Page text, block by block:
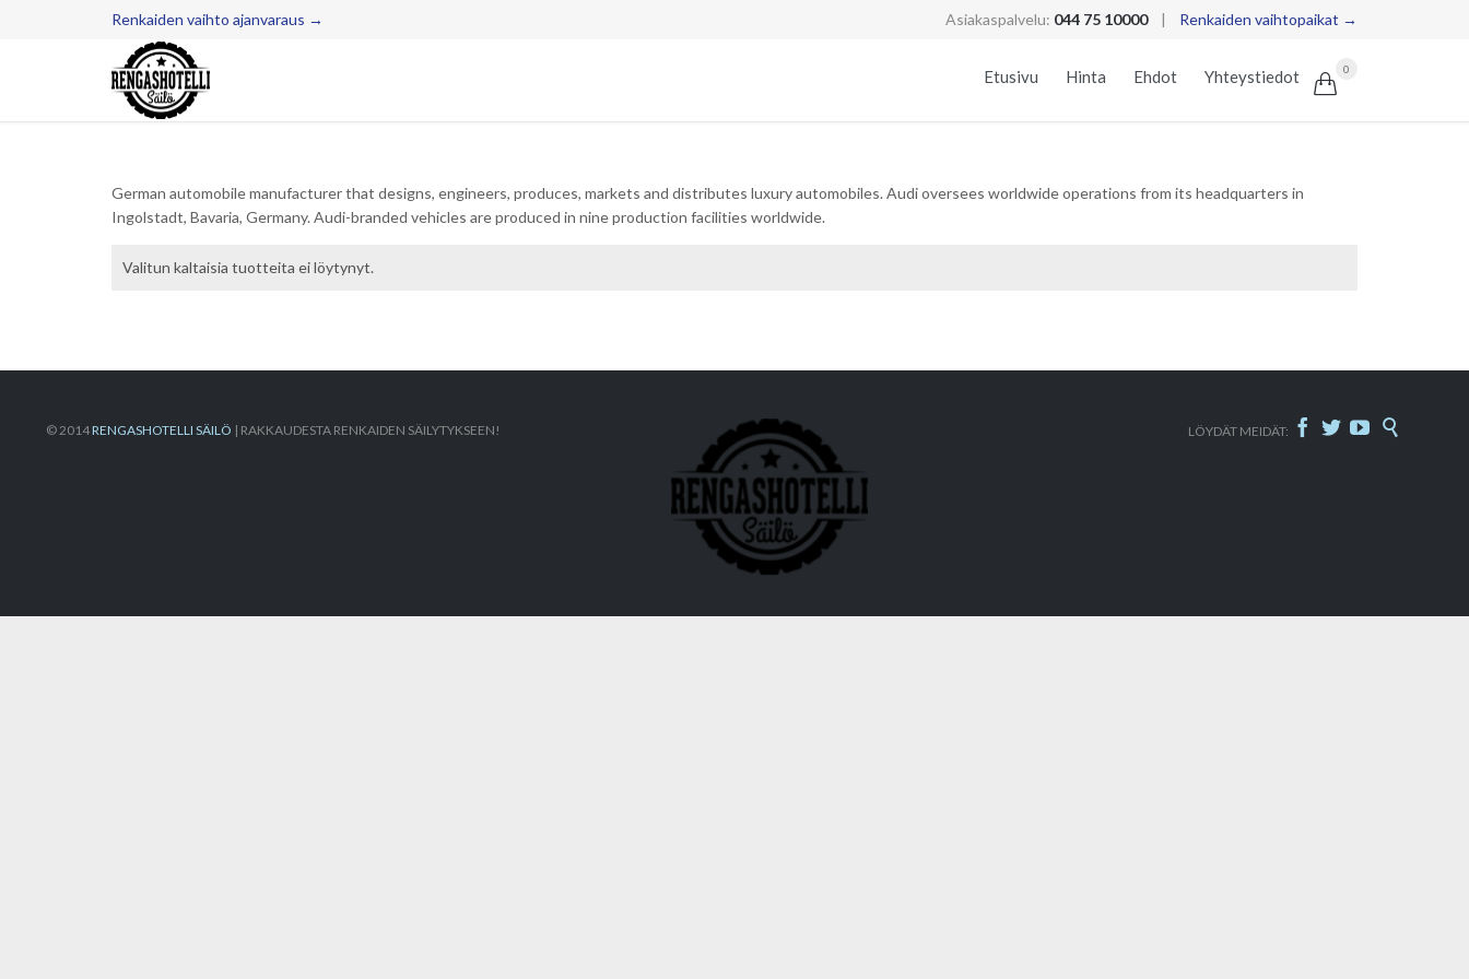
Renkaiden vaihto ajanvaraus → Asiakaspalvelu: 044 75 10000| Renkaiden vaihtopaikat →
Skip
to
Etusivu Hinta Ehdot Yhteystiedot 
0
German automobile manufacturer that designs, engineers, produces, markets and distributes luxury automobiles. Audi oversees worldwide operations from its headquarters in
Ingolstadt, Bavaria, Germany. Audi-branded vehicles are produced in nine production facilities worldwide.
Valitun kaltaisia tuotteita ei löytynyt.
© 2014RENGASHOTELLI SÄILÖ | RAKKAUDESTA RENKAIDEN SÄILYTYKSEEN! LÖYDÄT MEIDÄT:    